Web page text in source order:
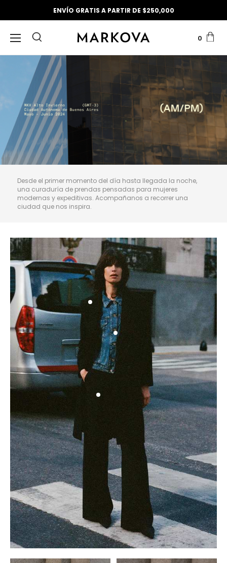
ANTICIPO SS27
0
Desde el primer momento del día hasta llegada la noche,
una curaduría de prendas pensadas para mujeres
modernas y expeditivas. Acompañanos a recorrer una
ciudad que nos inspira.